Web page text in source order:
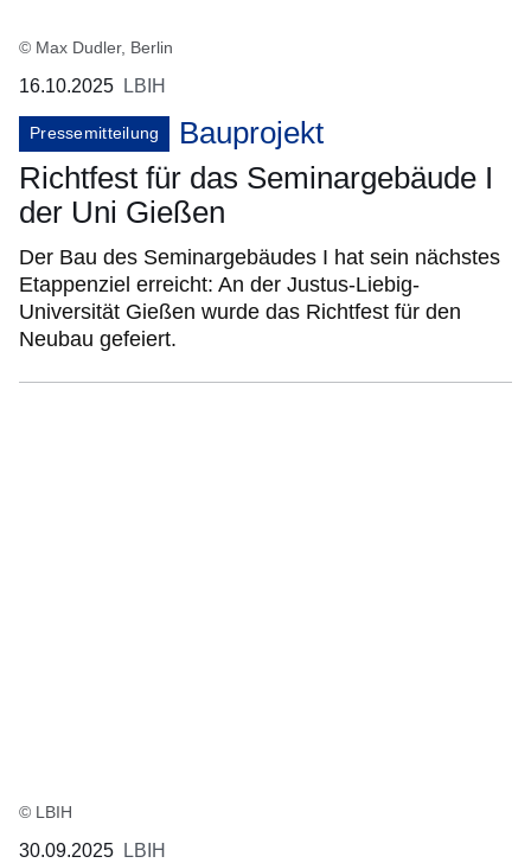
© Max Dudler, Berlin
16.10.2025 LBIH
Pressemitteilung
Bauprojekt
Richtfest für das Seminargebäude I
der Uni Gießen
Der Bau des Seminargebäudes I hat sein nächstes
Etappenziel erreicht: An der Justus-Liebig-
Universität Gießen wurde das Richtfest für den
Neubau gefeiert.
© LBIH
30.09.2025 LBIH